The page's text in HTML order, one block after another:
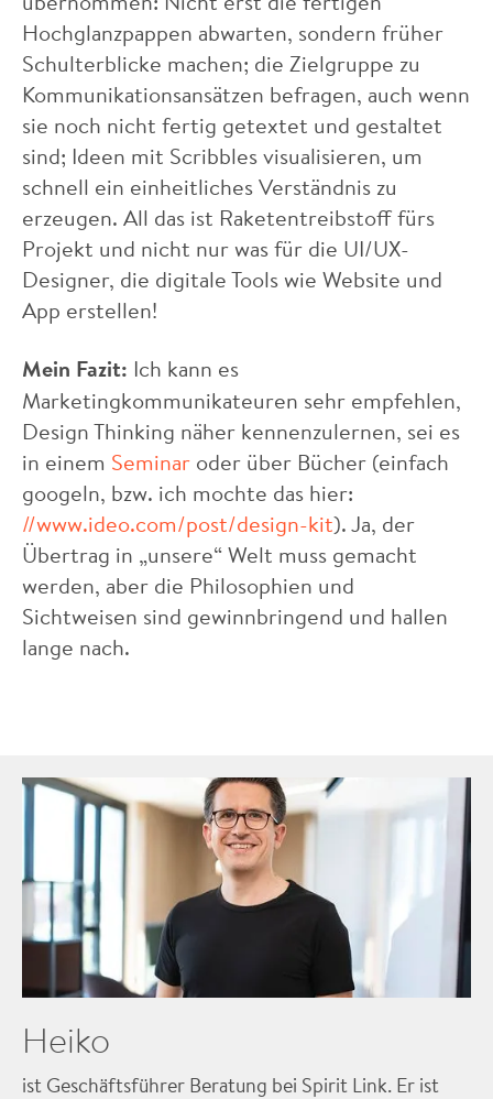
Hochglanzpappen abwarten, sondern früher
Schulterblicke machen; die Zielgruppe zu
Kommunikationsansätzen befragen, auch wenn
sie noch nicht fertig getextet und gestaltet
sind; Ideen mit Scribbles visualisieren, um
schnell ein einheitliches Verständnis zu
erzeugen. All das ist Raketentreibstoff fürs
Projekt und nicht nur was für die UI/UX-
Designer, die digitale Tools wie Website und
App erstellen!
Mein Fazit: Ich kann es
Marketingkommunikateuren sehr empfehlen,
Design Thinking näher kennenzulernen, sei es
in einem Seminar oder über Bücher (einfach
googeln, bzw. ich mochte das hier:
//www.ideo.com/post/design-kit). Ja, der
Übertrag in „unsere“ Welt muss gemacht
werden, aber die Philosophien und
Sichtweisen sind gewinnbringend und hallen
lange nach.
Heiko
ist Geschäftsführer Beratung bei Spirit Link. Er ist